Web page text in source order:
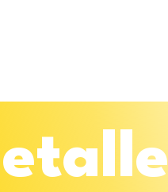
etalle